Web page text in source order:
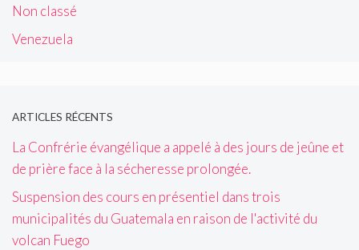
Non classé
Venezuela
ARTICLES RÉCENTS
La Confrérie évangélique a appelé à des jours de jeûne et
de prière face à la sécheresse prolongée.
Suspension des cours en présentiel dans trois
municipalités du Guatemala en raison de l'activité du
volcan Fuego